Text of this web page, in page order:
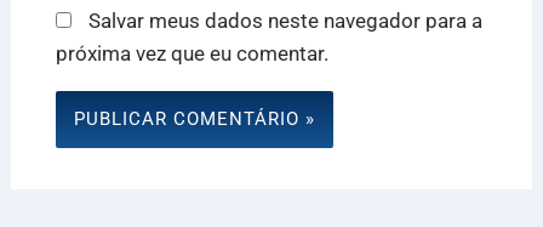
Salvar meus dados neste navegador para a
próxima vez que eu comentar.